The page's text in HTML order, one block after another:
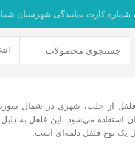
از حلب، شهری در شمال
استفاده می‌شود. این فلفل به
یک نوع فلفل دلمه‌ای است.
کارت نمایندگی شهرستان شما